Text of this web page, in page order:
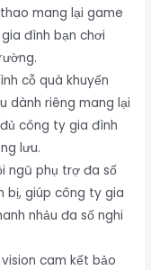
mang lại game
đình bạn chơi
cỗ quà khuyến
dành riêng mang lại
công ty gia đình
lưu.
ngũ phụ trợ đa số
bị, giúp công ty gia
nhảu đa số nghi
cam kết bảo